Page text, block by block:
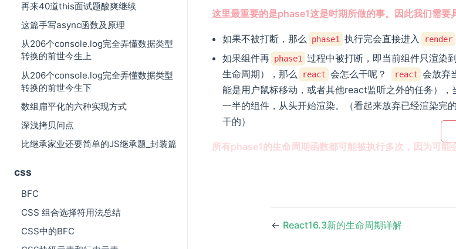
再来40道this面试题酸爽继续
这篇手写async函数及原理
从206个console.log完全弄懂数据类型
转换的前世今生上
从206个console.log完全弄懂数据类型
转换的前世今生下
数组扁平化的六种实现方式
深浅拷贝问点
比继承家业还要简单的JS继承题_封装篇
css
BFC
CSS 组合选择符用法总结
CSS中的BFC
这里最重要的是phase1这是时期所做的事。因此我们需要
如果不被打断，那么 phase1 执行完会直接进入 render
如果组件再 phase1 过程中被打断，即当前组件只渲染
生命周期），那么
react 会怎么干呢？ react 会放弃
能是用户鼠标移动，或者其他react监听之外的任务），
一半的组件，从头开始渲染。（看起来放弃已经渲染完
干的）
所有phase1的生命周期函数都可能被执行多次，因为可能
← React16.3新的生命周期详解